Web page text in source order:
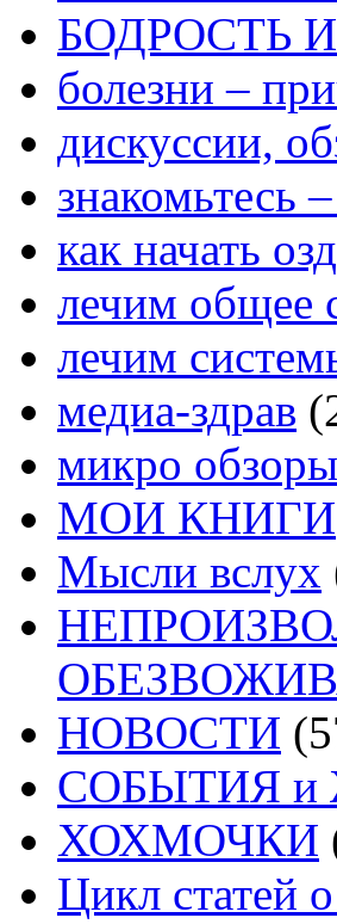
БОДРОСТЬ
болезни –
дискуссии,
знакомьтесь
как начать
лечим общее
лечим
медиа-здрав
микро обзоры
МОИ КНИГИ
Мысли вслух
НОВОСТИ
СОБЫТИЯ и
ХОХМОЧКИ
Цикл статей